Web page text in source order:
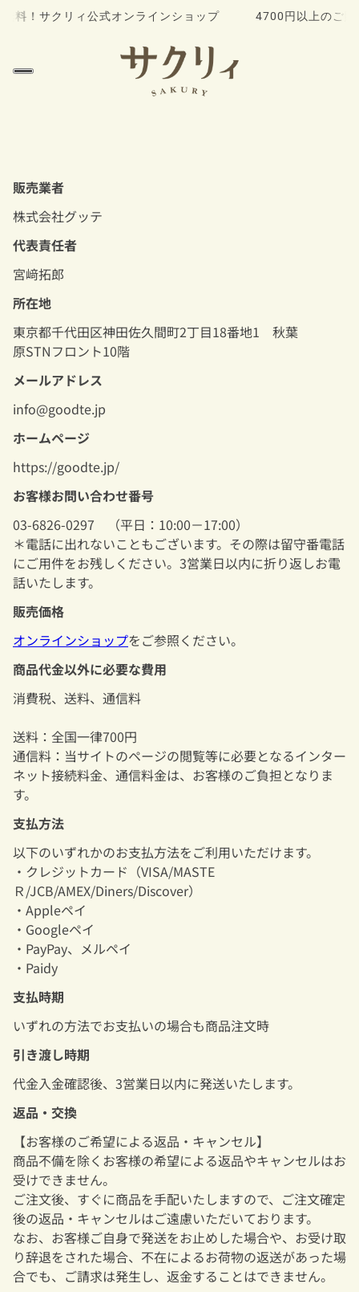
料！ サクリィ公式オンラインショップ 4700円以上のご購
販売業者
株式会社グッテ
代表責任者
宮﨑拓郎
所在地
東京都千代田区神田佐久間町2丁目18番地1 秋葉
原STNフロント10階
メールアドレス
info@goodte.jp
ホームページ
https://goodte.jp/
お客様お問い合わせ番号
03-6826-0297 （平日：10:00－17:00）
＊電話に出れないこともございます。その際は留守番電話
にご用件をお残しください。3営業日以内に折り返しお電
話いたします。
販売価格
オンラインショップをご参照ください。
商品代金以外に必要な費用
消費税、送料、通信料
送料：全国一律700円
通信料：当サイトのページの閲覧等に必要となるインター
ネット接続料金、通信料金は、お客様のご負担となりま
す。
支払方法
以下のいずれかのお支払方法をご利用いただけます。
・クレジットカード（VISA/MASTE
Ｒ/JCB/AMEX/Diners/Discover）
・Appleペイ
・Googleペイ
・PayPay、メルペイ
・Paidy
支払時期
いずれの方法でお支払いの場合も商品注文時
引き渡し時期
代金入金確認後、3営業日以内に発送いたします。
返品・交換
【お客様のご希望による返品・キャンセル】
商品不備を除くお客様の希望による返品やキャンセルはお
受けできません。
ご注文後、すぐに商品を手配いたしますので、ご注文確定
後の返品・キャンセルはご遠慮いただいております。
なお、お客様ご自身で発送をお止めした場合や、お受け取
り辞退をされた場合、不在によるお荷物の返送があった場
合でも、ご請求は発生し、返金することはできません。